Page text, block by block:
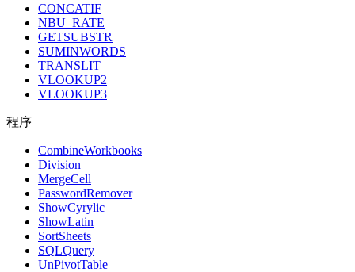
CONCATIF
NBU_RATE
GETSUBSTR
SUMINWORDS
TRANSLIT
VLOOKUP2
VLOOKUP3
程序
CombineWorkbooks
Division
MergeCell
PasswordRemover
ShowCyrylic
ShowLatin
SortSheets
SQLQuery
UnPivotTable